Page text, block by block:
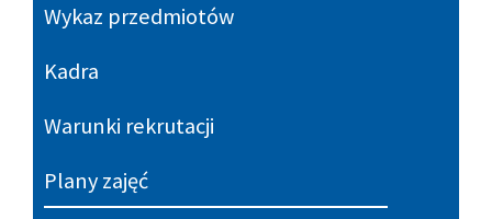
Wykaz przedmiotów
Kadra
Warunki rekrutacji
Plany zajęć